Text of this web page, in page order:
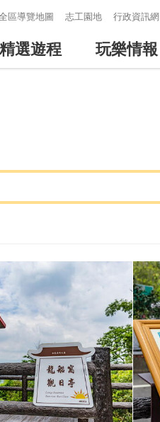
區導覽地圖 志工園地 行政資訊網
精選遊程 玩樂情報